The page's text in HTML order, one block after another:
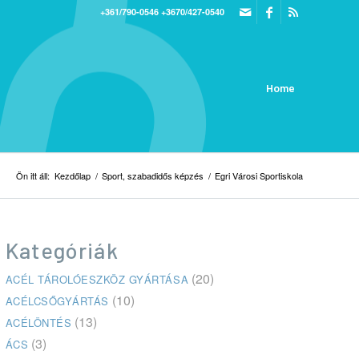
+361/790-0546 +3670/427-0540
Home
Ön itt áll: Kezdőlap / Sport, szabadidős képzés / Egri Városi Sportiskola
Kategóriák
ACÉL TÁROLÓESZKÖZ GYÁRTÁSA (20)
ACÉLCSŐGYÁRTÁS (10)
ACÉLÖNTÉS (13)
ÁCS (3)